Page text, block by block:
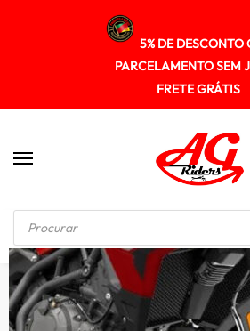
5% DE DESCONTO
PARCELAMENTO SEM
FRETE GRÁTIS
Início / PROTETOR RADIADOR Protetor de Radiador